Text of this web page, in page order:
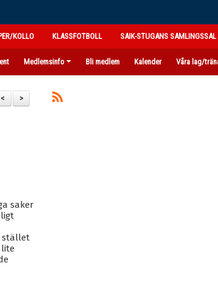
KOLLO KLASSFOTBOLL SAIK-STUGANS SAMLINGSSAL
Medlemsinfo Bli medlem Kalender Våra lag/
>
<
saker
stället
lite